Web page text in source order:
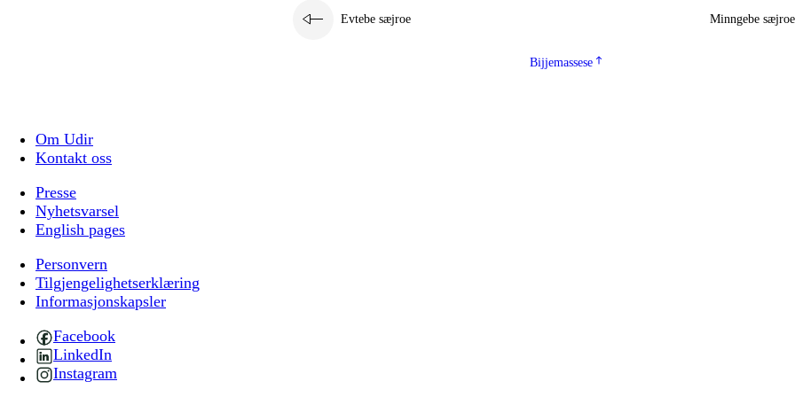
Evtebe sæjroe Minngebe sæjroe
Bijjemassese
Om Udir
Kontakt oss
Presse
Nyhetsvarsel
English pages
Personvern
Tilgjengelighetserklæring
Informasjonskapsler
Facebook
LinkedIn
Instagram